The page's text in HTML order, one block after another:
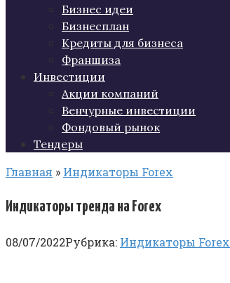
Бизнес идеи
Бизнесплан
Кредиты для бизнеса
Франшиза
Инвестиции
Акции компаний
Венчурные инвестиции
Фондовый рынок
Тендеры
Главная » Индикаторы Forex
Индикаторы тренда на Forex
08/07/2022Рубрика: Индикаторы Forex